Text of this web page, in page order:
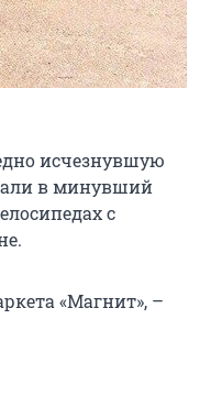
исчезнувшую
в минувший
с
«Магнит», –